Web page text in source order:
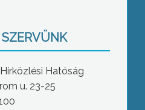
Hatóság
u. 23-25